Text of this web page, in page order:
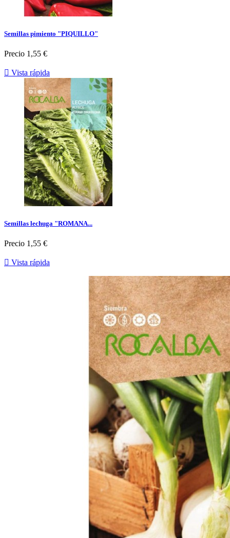
Semillas pimiento "PIQUILLO"
Precio 1,55 €
 Vista rápida
Semillas lechuga "ROMANA...
Precio 1,55 €
 Vista rápida